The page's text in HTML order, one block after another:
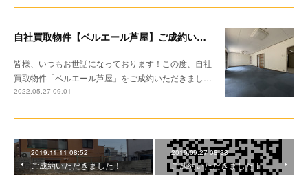
自社買取物件【ベルエール芦屋】ご成約いただきました！
皆様、いつもお世話になっております！この度、自社
買取物件「ベルエール芦屋」をご成約いただきまし…
2022.05.27 09:01
2019.11.11 08:52
ご成約いただきました！
2019.09.27 08:38
ご成約いただきました！